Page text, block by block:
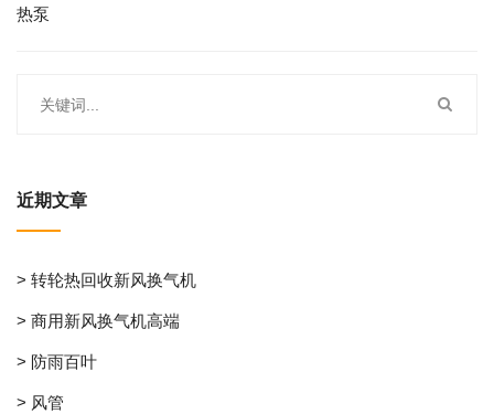
热泵
近期文章
> 转轮热回收新风换气机
> 商用新风换气机高端
> 防雨百叶
> 风管